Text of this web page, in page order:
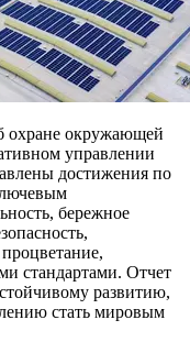
охране окружающей
управлении
достижения по
бережное
стандартами. Отчет
развитию,
стать мировым